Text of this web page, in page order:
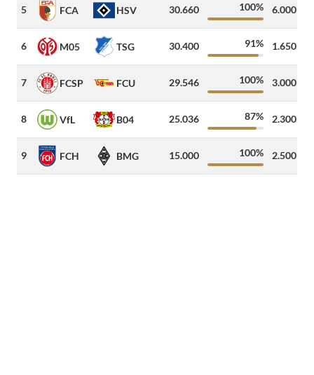
5 FCA HSV 30.660 100% 6.000
6 M05 TSG 30.400 91% 1.650
7 FCSP FCU 29.546 100% 3.000
8 VfL B04 25.036 87% 2.300
9 FCH BMG 15.000 100% 2.500